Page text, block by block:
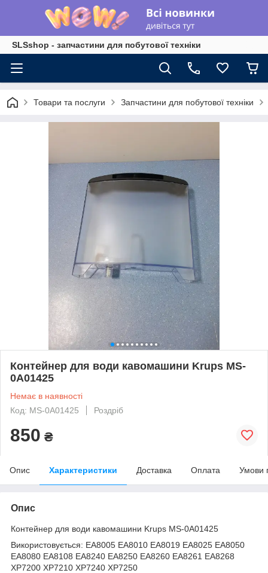
SLSshop - запчастини для побутової техніки
Товари та послуги Запчастини для побутової техніки
Контейнер для води кавомашини Krups MS-
0A01425
Немає в наявності
Код: MS-0A01425
Роздріб
850 ₴
Опис Характеристики Доставка Оплата Умови
Опис
Контейнер для води кавомашини Krups MS-0A01425
Використовується: EA8005 EA8010 EA8019 EA8025 EA8050
EA8080 EA8108 EA8240 EA8250 EA8260 EA8261 EA8268
XP7200 XP7210 XP7240 XP7250